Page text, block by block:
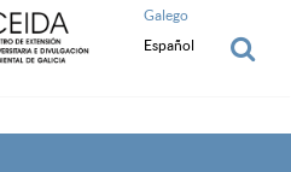
Galego
Español